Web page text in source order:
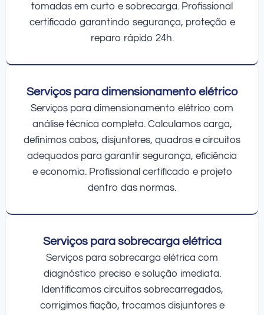
tomadas em curto e sobrecarga. Profissional
certificado garantindo segurança, proteção e
reparo rápido 24h.
Serviços para dimensionamento elétrico
Serviços para dimensionamento elétrico com
análise técnica completa. Calculamos carga,
definimos cabos, disjuntores, quadros e circuitos
adequados para garantir segurança, eficiência
e economia. Profissional certificado e projeto
dentro das normas.
Serviços para sobrecarga elétrica
Serviços para sobrecarga elétrica com
diagnóstico preciso e solução imediata.
Identificamos circuitos sobrecarregados,
corrigimos fiação, trocamos disjuntores e